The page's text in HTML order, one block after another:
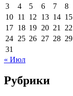
3
4 5 6 7 8
10 11 12 13 14 15
17 18 19 20 21 22
24 25 26 27 28 29
31
« Июл
Рубрики